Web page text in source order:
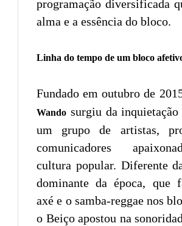
programação diversificada
alma e a essência do bloco.
Linha do tempo de um bloco
Fundado em outubro de
Wando surgiu da
um grupo de artistas,
comunicadores
cultura popular. Diferente
dominante da época, que
axé e o samba-reggae nos
o Beiço apostou na